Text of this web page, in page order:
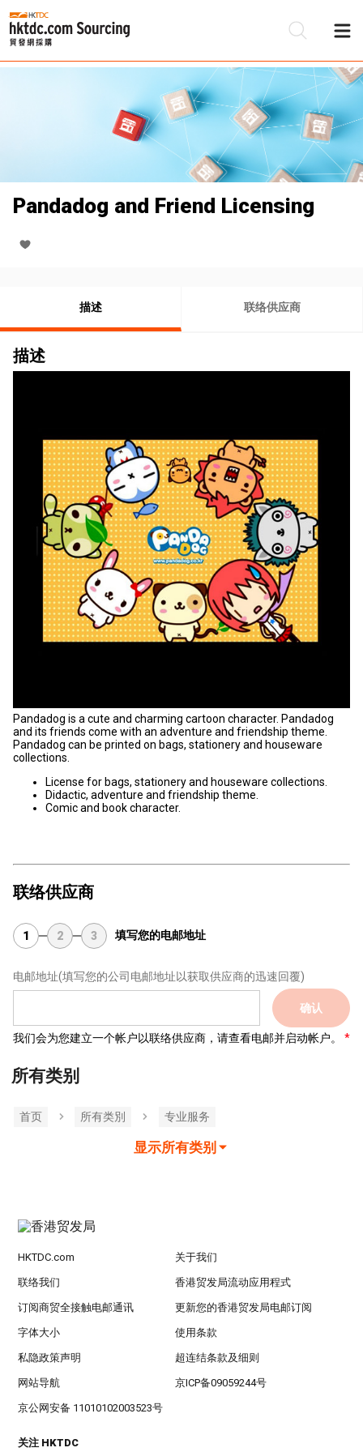
Pandadog and Friend Licensing
描述 联络供应商
描述
Pandadog is a cute and charming cartoon character. Pandadog
and its friends come with an adventure and friendship theme.
Pandadog can be printed on bags, stationery and houseware
collections.
License for bags, stationery and houseware collections.
Didactic, adventure and friendship theme.
Comic and book character.
联络供应商
1 2 3 填写您的电邮地址
电邮地址(填写您的公司电邮地址以获取供应商的迅速回覆)
确认
我们会为您建立一个帐户以联络供应商，请查看电邮并启动帐户。
所有类别
首页 所有类別 专业服务
显示所有类别
HKTDC.com 关于我们
联络我们 香港贸发局流动应用程式
订阅商贸全接触电邮通讯 更新您的香港贸发局电邮订阅
字体大小 使用条款
私隐政策声明 超连结条款及细则
网站导航 京ICP备09059244号
京公网安备 11010102003523号
关注 HKTDC